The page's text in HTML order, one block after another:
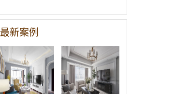
最新案例
保利和光晨樾
美式风格装修
华润翡翠城
武汉雅居乐花
华发中城荟中